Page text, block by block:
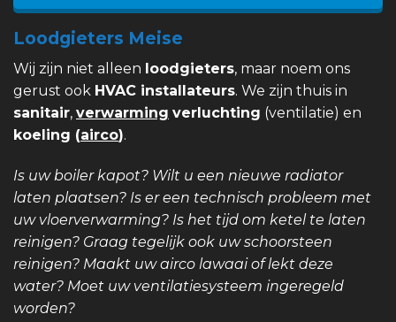
Loodgieters Meise
Wij zijn niet alleen loodgieters, maar noem ons
gerust ook HVAC installateurs. We zijn thuis in
sanitair, verwarming verluchting (ventilatie) en
koeling (airco).
Is uw boiler kapot? Wilt u een nieuwe radiator
laten plaatsen? Is er een technisch probleem met
uw vloerverwarming? Is het tijd om ketel te laten
reinigen? Graag tegelijk ook uw schoorsteen
reinigen? Maakt uw airco lawaai of lekt deze
water? Moet uw ventilatiesysteem ingeregeld
worden?